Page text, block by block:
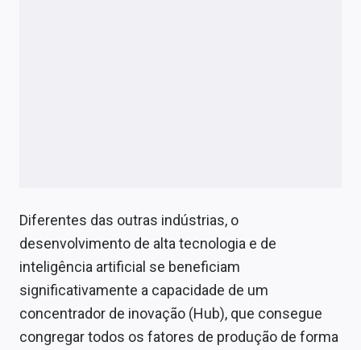
Diferentes das outras indústrias, o
desenvolvimento de alta tecnologia e de
inteligência artificial se beneficiam
significativamente a capacidade de um
concentrador de inovação (Hub), que consegue
congregar todos os fatores de produção de forma